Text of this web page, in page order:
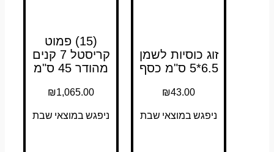
זוג כוסיות לשמן
6.5*5 ס"מ כסף
₪43.00
ניפגש במוצאי שבת
(15) פמוט
קריסטל 7 קנים
מהודר 45 ס"מ
₪1,065.00
ניפגש במוצאי שבת